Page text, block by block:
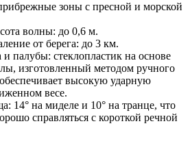
зоны с пресной и морской
волны: до 0,6 м.
от берега: до 3 км.
палубы: стеклопластик на основе
изготовленный методом ручного
высокую ударную
весе.
14° на миделе и 10° на транце, что
справляться с короткой речной